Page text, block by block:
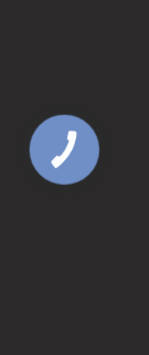
КНОПКА
СВЯЗИ